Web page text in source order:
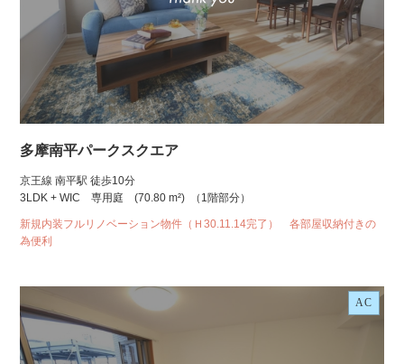
多摩南平パークスクエア
京王線 南平駅 徒歩10分
3LDK + WIC 専用庭
(70.80 m²) （1階部分）
新規内装フルリノベーション物件（Ｈ30.11.14完了） 各部屋収納付きの
為便利
AC